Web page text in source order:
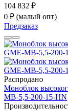
104 832 ₽
0 ₽ (малый опт)
Предзаказ
Распродано
Моноблок
MB-5,5-200-15-HN